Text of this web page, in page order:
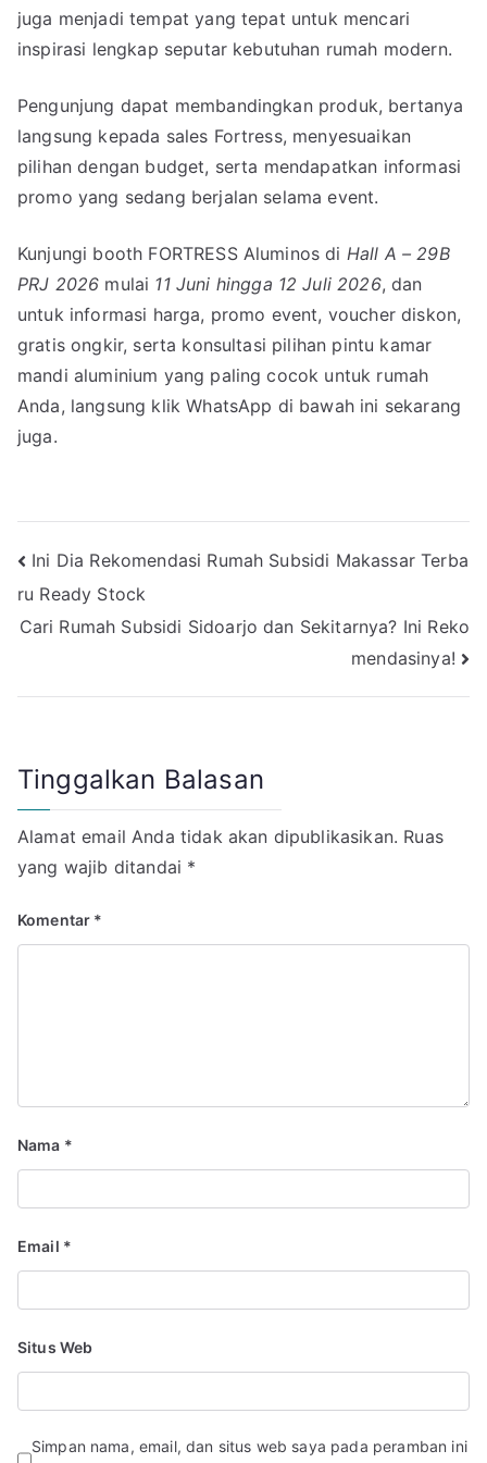
juga menjadi tempat yang tepat untuk mencari
inspirasi lengkap seputar kebutuhan rumah modern.
Pengunjung dapat membandingkan produk, bertanya
langsung kepada sales Fortress, menyesuaikan
pilihan dengan budget, serta mendapatkan informasi
promo yang sedang berjalan selama event.
Kunjungi booth FORTRESS Aluminos di Hall A – 29B
PRJ 2026 mulai 11 Juni hingga 12 Juli 2026, dan
untuk informasi harga, promo event, voucher diskon,
gratis ongkir, serta konsultasi pilihan pintu kamar
mandi aluminium yang paling cocok untuk rumah
Anda, langsung klik WhatsApp di bawah ini sekarang
juga.
Navigasi
pos
Ini Dia Rekomendasi Rumah Subsidi Makassar Terba
ru Ready Stock
Cari Rumah Subsidi Sidoarjo dan Sekitarnya? Ini Reko
mendasinya!
Tinggalkan Balasan
Alamat email Anda tidak akan dipublikasikan. Ruas
yang wajib ditandai *
Komentar *
Nama *
Email *
Situs Web
Simpan nama, email, dan situs web saya pada peramban ini